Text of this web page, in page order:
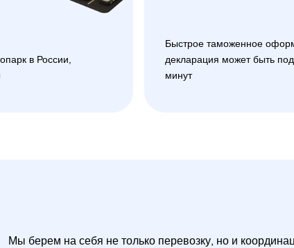
в России,
Быстрое таможенное
декларация может быть
минут
Мы берем на себя не только перевозку, но и